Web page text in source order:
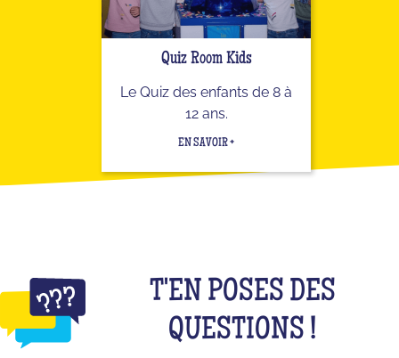
Quiz Room Kids
Le Quiz des enfants de 8 à
12 ans.
EN SAVOIR +
T'EN POSES DES
QUESTIONS !